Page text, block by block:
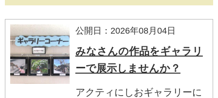
公開日：2026年08月04日
みなさんの作品をギャラリ
ーで展示しませんか？
アクティにしおギャラリーに